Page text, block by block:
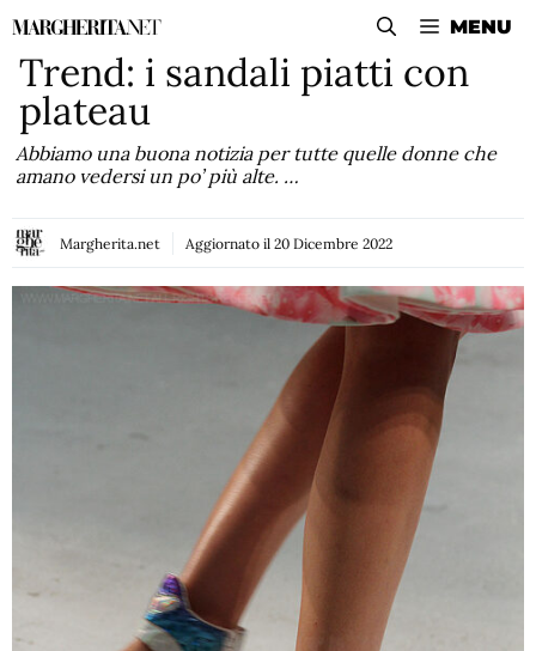
Vai
contenuto
MENU
Trend: i sandali piatti con
plateau
Abbiamo una buona notizia per tutte quelle donne che
amano vedersi un po’ più alte. …
Margherita.net Aggiornato il 20 Dicembre 2022